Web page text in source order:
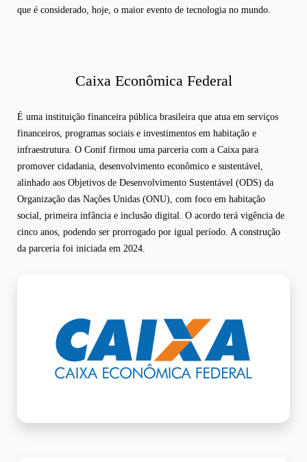
que é considerado, hoje, o maior evento de tecnologia no mundo.
Caixa Econômica Federal
É uma instituição financeira pública brasileira que atua em serviços
financeiros, programas sociais e investimentos em habitação e
infraestrutura. O Conif firmou uma parceria com a Caixa para
promover cidadania, desenvolvimento econômico e sustentável,
alinhado aos Objetivos de Desenvolvimento Sustentável (ODS) da
Organização das Nações Unidas (ONU), com foco em habitação
social, primeira infância e inclusão digital. O acordo terá vigência de
cinco anos, podendo ser prorrogado por igual período. A construção
da parceria foi iniciada em 2024.